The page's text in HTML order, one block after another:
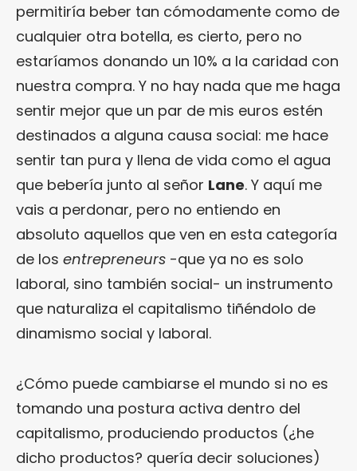
permitiría beber tan cómodamente como de
cualquier otra botella, es cierto, pero no
estaríamos donando un 10% a la caridad con
nuestra compra. Y no hay nada que me haga
sentir mejor que un par de mis euros estén
destinados a alguna causa social: me hace
sentir tan pura y llena de vida como el agua
que bebería junto al señor Lane. Y aquí me
vais a perdonar, pero no entiendo en
absoluto aquellos que ven en esta categoría
de los entrepreneurs -que ya no es solo
laboral, sino también social- un instrumento
que naturaliza el capitalismo tiñéndolo de
dinamismo social y laboral.
¿Cómo puede cambiarse el mundo si no es
tomando una postura activa dentro del
capitalismo, produciendo productos (¿he
dicho productos? quería decir soluciones)